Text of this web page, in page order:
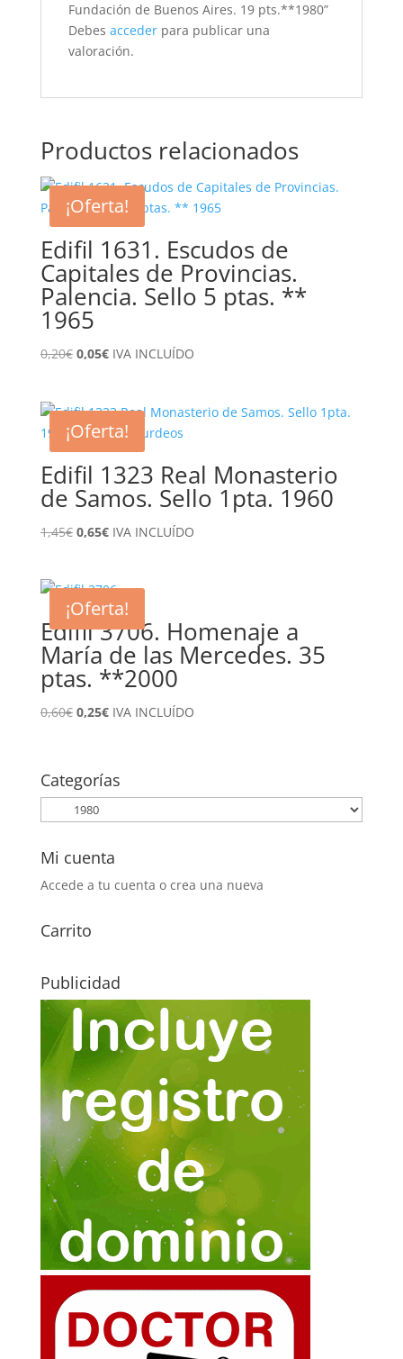
Fundación de Buenos Aires. 19 pts.**1980”
Debes accederpara publicar una
valoración.
Productos relacionados
¡Oferta!
Edifil 1631. Escudos de
Capitales de Provincias.
Palencia. Sello 5 ptas. **
1965
0,20€ El
era:
0,20€.
0,05€El
es:
0,05€.
IVA INCLUÍDO
¡Oferta!
Edifil 1323 Real Monasterio
de Samos. Sello 1pta. 1960
1,45€ El
era:
1,45€.
0,65€El
es:
0,65€.
IVA INCLUÍDO
¡Oferta!
Edifil 3706. Homenaje a
María de las Mercedes. 35
ptas. **2000
0,60€ El
era:
0,60€.
0,25€El
es:
0,25€.
IVA INCLUÍDO
Categorías
Mi cuenta
Accede a tu cuenta o crea una nueva
Carrito
Publicidad